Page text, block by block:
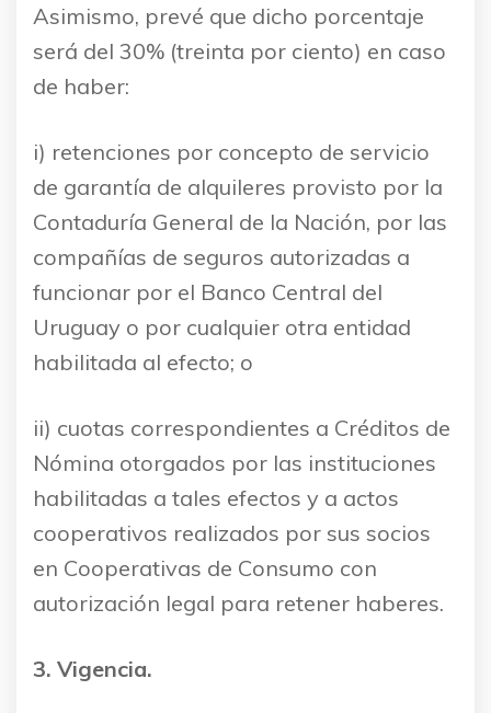
Asimismo, prevé que dicho porcentaje
será del 30% (treinta por ciento) en caso
de haber:
i) retenciones por concepto de servicio
de garantía de alquileres provisto por la
Contaduría General de la Nación, por las
compañías de seguros autorizadas a
funcionar por el Banco Central del
Uruguay o por cualquier otra entidad
habilitada al efecto; o
ii) cuotas correspondientes a Créditos de
Nómina otorgados por las instituciones
habilitadas a tales efectos y a actos
cooperativos realizados por sus socios
en Cooperativas de Consumo con
autorización legal para retener haberes.
3. Vigencia.